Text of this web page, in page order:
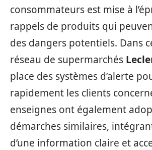
consommateurs est mise à
rappels de produits qui
des dangers potentiels. Dans
réseau de supermarchés
place des systèmes d’alerte
rapidement les clients
enseignes ont également
démarches similaires,
d’une information claire et